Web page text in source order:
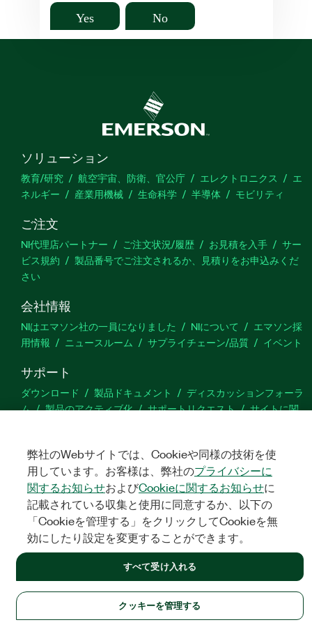
Yes No
ソリューション
教育/研究 航空宇宙、防衛、官公庁 エレクトロニクス
エ
ネルギー
産業用機械 生命科学 半導体 モビリティ
ご注文
NI代理店パートナー ご注文状況/履歴 お見積を入手
サー
ビス規約
製品番号でご注文されるか、見積りをお申込みくだ
さい
会社情報
NIはエマソン社の一員になりました NIについて
エマソン採
用情報
ニュースルーム サプライチェーン/品質 イベント
サポート
ダウンロード 製品ドキュメント
ディスカッションフォーラ
ム
製品のアクティブ化 サポートリクエスト
サイトに関
TwitterYouTube
法令関連情報|IMPRINT|プライバシー|クッキーを管理する
NATIONAL INSTRUMENTS CORP. ALL RIGHTS RESERVED.
弊社のWebサイトでは、Cookieや同様の技術を使
用しています。お客様は、弊社のプライバシーに
関するお知らせおよびCookieに関するお知らせに
記載されている収集と使用に同意するか、以下の
「Cookieを管理する」をクリックしてCookieを無
効にしたり設定を変更することができます。
クッキーを管理する
すべて受け入れる